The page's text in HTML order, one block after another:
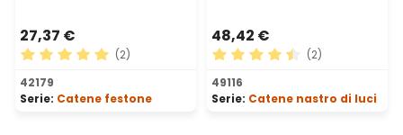
27,37 €
Valutazione media di 5 su 5 stelle
(2)
42179
Serie: Catene festone
48,42 €
Valutazione media di 4.5
(2)
49116
Serie: Catene nastro di luci